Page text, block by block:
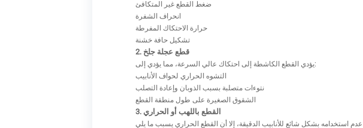
ضغط القطع غير المتكافئ
انحراف الشفرة
حرارة الاحتكاك المفرطة
تشكيل حافة خشنة
2. قطع عجلة جلخ
يؤدي القطع الكاشطة إلى احتكاك عالي السرعة، مما يؤدي إلى:
التشوه الحراري لحواف الأنابيب
نتوءات متصلبة بسبب الذوبان وإعادة التصلب
الشقوق الصغيرة على طول منطقة القطع
3. القطع باللهب أو الحراري